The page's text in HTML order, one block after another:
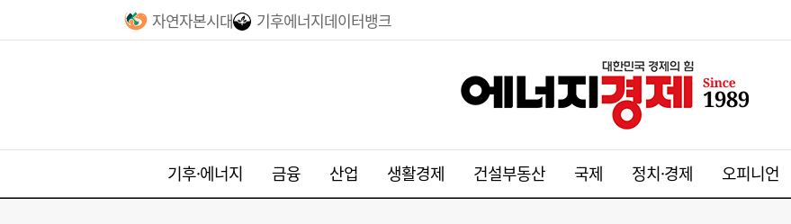
자연자본시대 기후에너지데이터뱅크
기후·에너지 금융 산업 생활경제 건설부동산 국제 정치·경제 오피니언